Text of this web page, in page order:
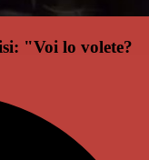
"Voi lo volete?